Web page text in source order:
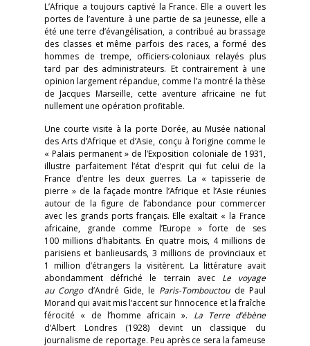
L’Afrique a toujours captivé la France. Elle a ouvert les
portes de l’aventure à une partie de sa jeunesse, elle a
été une terre d’évangélisation, a contribué au brassage
des classes et même parfois des races, a formé des
hommes de trempe, officiers-coloniaux relayés plus
tard par des administrateurs. Et contrairement à une
opinion largement répandue, comme l’a montré la thèse
de Jacques Marseille, cette aventure africaine ne fut
nullement une opération profitable.
Une courte visite à la porte Dorée, au Musée national
des Arts d’Afrique et d’Asie, conçu à l’origine comme le
« Palais permanent » de l’Exposition coloniale de 1931,
illustre parfaitement l’état d’esprit qui fut celui de la
France d’entre les deux guerres. La « tapisserie de
pierre » de la façade montre l’Afrique et l’Asie réunies
autour de la figure de l’abondance pour commercer
avec les grands ports français. Elle exaltait « la France
africaine, grande comme l’Europe » forte de ses
100 millions d’habitants. En quatre mois, 4 millions de
parisiens et banlieusards, 3 millions de provinciaux et
1 million d’étrangers la visitèrent. La littérature avait
abondamment défriché le terrain avec Le voyage
au Congod’André Gide, le Paris-Tombouctoude Paul
Morand qui avait mis l’accent sur l’innocence et la fraîche
férocité « de l’homme africain ». La Terre d’ébène
d’Albert Londres (1928) devint un classique du
journalisme de reportage. Peu après ce sera la fameuse